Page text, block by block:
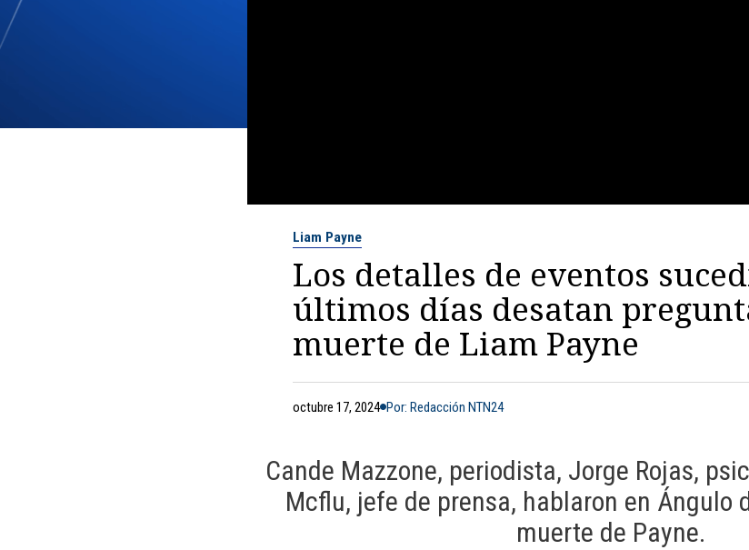
Liam Payne
Los detalles de eventos
últimos días desatan
muerte de Liam Payne
octubre 17, 2024 Por: Redacción NTN24
Cande Mazzone, periodista, Jorge Rojas,
Mcflu, jefe de prensa, hablaron en Ángulo
muerte de Payne.